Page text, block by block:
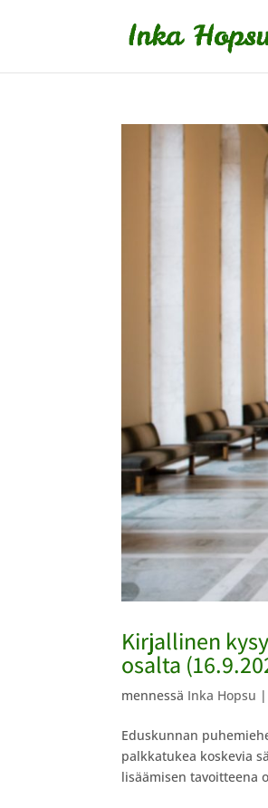
Kirjallinen
osalta
mennessä Inka Hopsu
Eduskunnan
palkkatukea koskevia
lisäämisen tavoitteena